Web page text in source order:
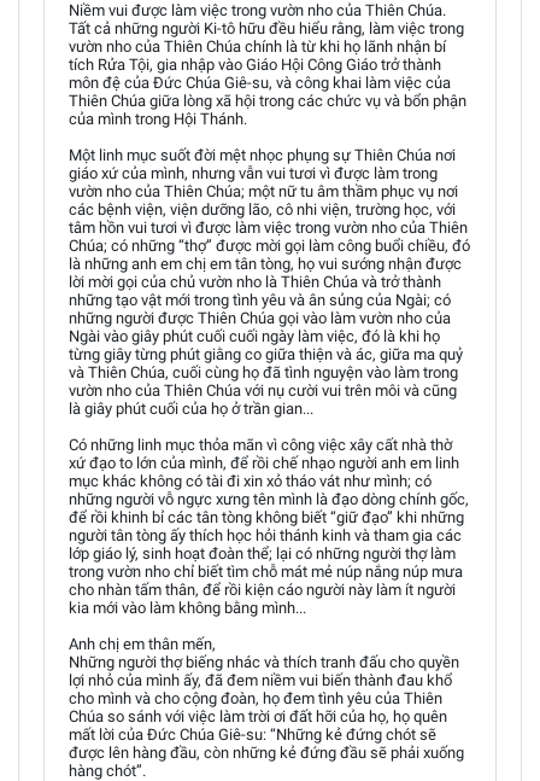
Niềm vui được làm việc trong vườn nho của Thiên Chúa.
Tất cả những người Ki-tô hữu đều hiểu rằng, làm việc trong
vườn nho của Thiên Chúa chính là từ khi họ lãnh nhận bí
tích Rửa Tội, gia nhập vào Giáo Hội Công Giáo trở thành
môn đệ của Đức Chúa Giê-su, và công khai làm việc của
Thiên Chúa giữa lòng xã hội trong các chức vụ và bổn phận
của mình trong Hội Thánh.
Một linh mục suốt đời mệt nhọc phụng sự Thiên Chúa nơi
giáo xứ của mình, nhưng vẫn vui tươi vì được làm trong
vườn nho của Thiên Chúa; một nữ tu âm thầm phục vụ nơi
các bệnh viện, viện dưỡng lão, cô nhi viện, trường học, với
tâm hồn vui tươi vì được làm việc trong vườn nho của Thiên
Chúa; có những “thợ” được mời gọi làm công buổi chiều, đó
là những anh em chị em tân tòng, họ vui sướng nhận được
lời mời gọi của chủ vườn nho là Thiên Chúa và trở thành
những tạo vật mới trong tình yêu và ân sủng của Ngài; có
những người được Thiên Chúa gọi vào làm vườn nho của
Ngài vào giây phút cuối cuối ngày làm việc, đó là khi họ
từng giây từng phút giằng co giữa thiện và ác, giữa ma quỷ
và Thiên Chúa, cuối cùng họ đã tình nguyện vào làm trong
vườn nho của Thiên Chúa với nụ cười vui trên môi và cũng
là giây phút cuối của họ ở trần gian...
Có những linh mục thỏa mãn vì công việc xây cất nhà thờ
xứ đạo to lớn của mình, để rồi chế nhạo người anh em linh
mục khác không có tài đi xin xỏ tháo vát như mình; có
những người vỗ ngực xưng tên mình là đạo dòng chính gốc,
để rồi khinh bỉ các tân tòng không biết “giữ đạo” khi những
người tân tòng ấy thích học hỏi thánh kinh và tham gia các
lớp giáo lý, sinh hoạt đoàn thể; lại có những người thợ làm
trong vườn nho chỉ biết tìm chỗ mát mẻ núp nắng núp mưa
cho nhàn tấm thân, để rồi kiện cáo người này làm ít người
kia mới vào làm không bằng mình...
Anh chị em thân mến,
Những người thợ biếng nhác và thích tranh đấu cho quyền
lợi nhỏ của mình ấy, đã đem niềm vui biến thành đau khổ
cho mình và cho cộng đoàn, họ đem tình yêu của Thiên
Chúa so sánh với việc làm trời ơi đất hỡi của họ, họ quên
mất lời của Đức Chúa Giê-su: “Những kẻ đứng chót sẽ
được lên hàng đầu, còn những kẻ đứng đầu sẽ phải xuống
hàng chót”.